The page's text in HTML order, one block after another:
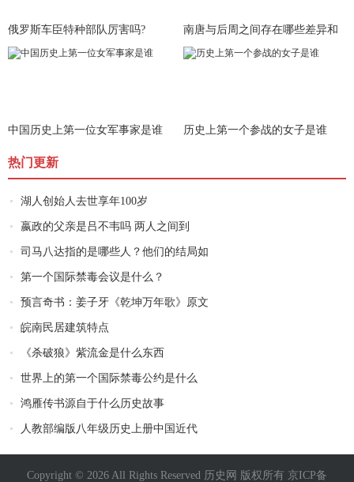
俄罗斯车臣特种部队厉害吗?
南唐与后周之间存在哪些差异和
共同
中国历史上第一位女军事家是谁 历史上第一个参战的女子是谁
热门更新
湖人创始人去世享年100岁
嬴政的父亲是吕不韦吗 两人之间到
司马八达指的是哪些人？他们的结局如
第一个国际禁毒会议是什么？
预言奇书：姜子牙《乾坤万年歌》原文
皖南民居建筑特点
《杀破狼》紫流金是什么东西
世界上的第一个国际禁毒公约是什么
鸿雁传书源自于什么历史故事
人教部编版八年级历史上册中国近代
Copyright © 2026 All Rights Reserved 历史网 版权所有 京ICP备